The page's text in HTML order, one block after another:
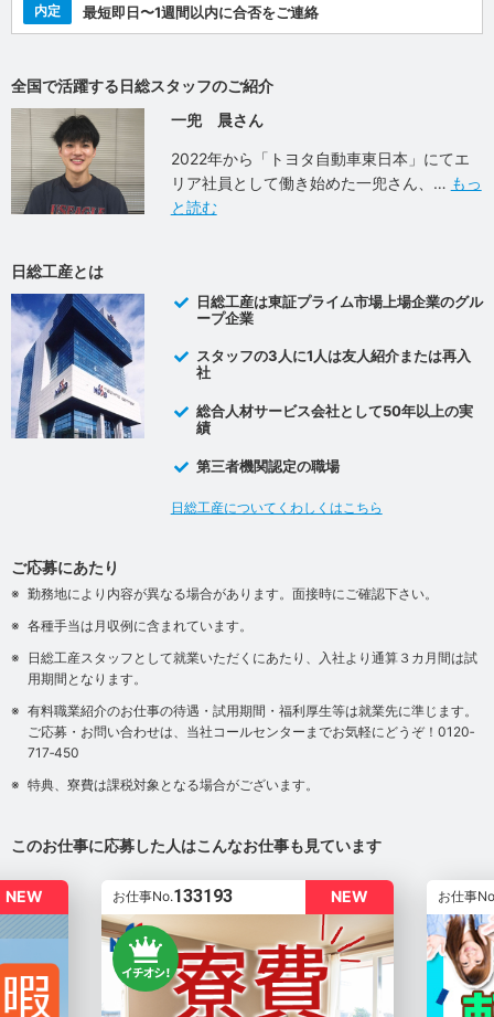
内定 最短即日〜1週間以内に合否をご連絡
全国で活躍する日総スタッフのご紹介
一兜 晨さん
2022年から「トヨタ自動車東日本」にてエ
リア社員として働き始めた一兜さん、
もっ
と読む
日総工産とは
日総工産は東証プライム市場上場企業のグル
ープ企業
スタッフの3人に1人は友人紹介または再入
社
総合人材サービス会社として50年以上の実
績
第三者機関認定の職場
日総工産についてくわしくはこちら
ご応募にあたり
勤務地により内容が異なる場合があります。面接時にご確認下さい。
各種手当は月収例に含まれています。
日総工産スタッフとして就業いただくにあたり、入社より通算３カ月間は試
用期間となります。
有料職業紹介のお仕事の待遇・試用期間・福利厚生等は就業先に準じます。
ご応募・お問い合わせは、当社コールセンターまでお気軽にどうぞ！0120‐
717‐450
特典、寮費は課税対象となる場合がございます。
このお仕事に応募した人はこんなお仕事も見ています
NEW NEW
お仕事No.133193 お仕事